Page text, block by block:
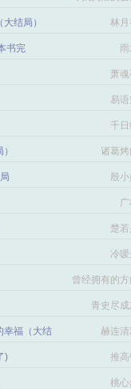
结局） 林月
书完
萧魂
易语
千日
诸葛烤
殷
楚若
冷嗳
曾经拥有的方
青史尽成
幸福（大结
赫连清
) 推高
桃心